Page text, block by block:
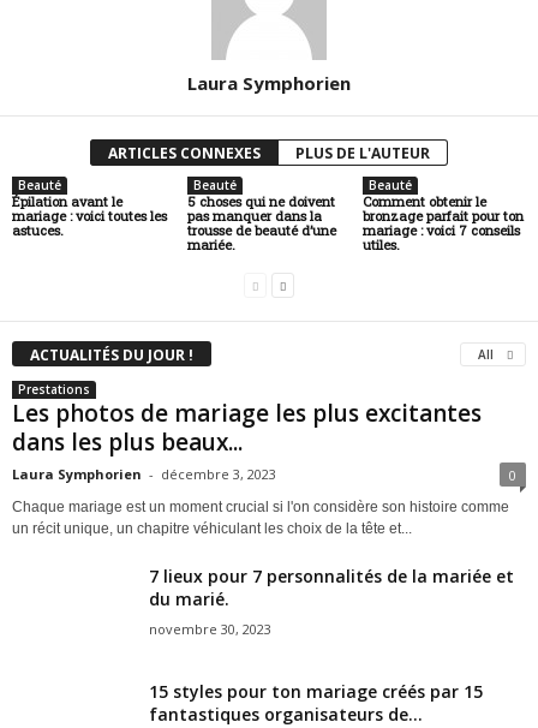
Laura Symphorien
ARTICLES CONNEXES PLUS DE L'AUTEUR
Beauté
Épilation avant le
mariage : voici toutes les
astuces.
Beauté
5 choses qui ne doivent
pas manquer dans la
trousse de beauté d’une
mariée.
Beauté
Comment obtenir le
bronzage parfait pour ton
mariage : voici 7 conseils
utiles.
ACTUALITÉS DU JOUR ! All
Prestations
Les photos de mariage les plus excitantes
dans les plus beaux...
Laura Symphorien - décembre 3, 2023 0
Chaque mariage est un moment crucial si l'on considère son histoire comme
un récit unique, un chapitre véhiculant les choix de la tête et...
7 lieux pour 7 personnalités de la mariée et
du marié.
novembre 30, 2023
15 styles pour ton mariage créés par 15
fantastiques organisateurs de...